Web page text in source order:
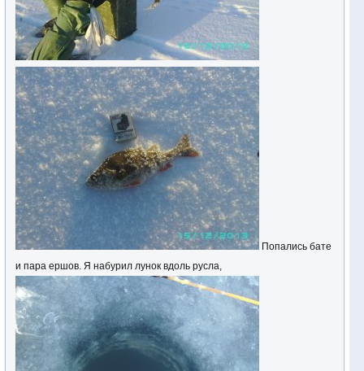
Попались бате
и пара ершов. Я набурил лунок вдоль русла,